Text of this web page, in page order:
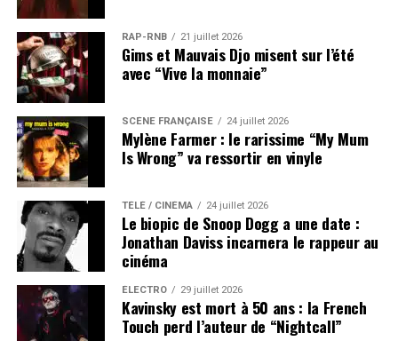
RAP-RNB 21 juillet 2026
Gims et Mauvais Djo misent sur l’été
avec “Vive la monnaie”
SCÈNE FRANÇAISE 24 juillet 2026
Mylène Farmer : le rarissime “My Mum
Is Wrong” va ressortir en vinyle
TÉLÉ / CINÉMA 24 juillet 2026
Le biopic de Snoop Dogg a une date :
Jonathan Daviss incarnera le rappeur au
cinéma
ÉLECTRO 29 juillet 2026
Kavinsky est mort à 50 ans : la French
Touch perd l’auteur de “Nightcall”